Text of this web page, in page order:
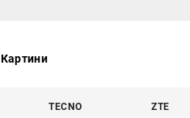
Картини
TECNO ZTE